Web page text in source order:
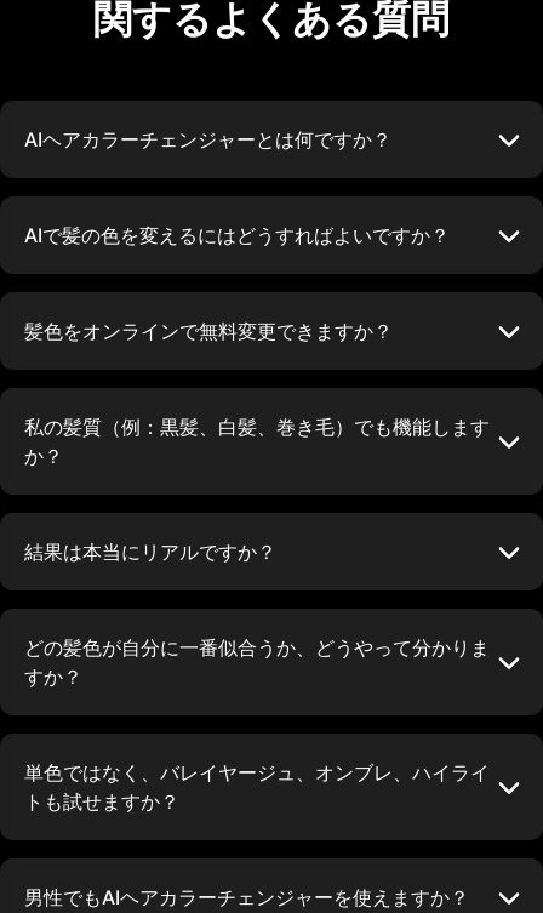
関するよくある質問
AIヘアカラーチェンジャーとは何ですか？
AIで髪の色を変えるにはどうすればよいですか？
髪色をオンラインで無料変更できますか？
私の髪質（例：黒髪、白髪、巻き毛）でも機能します
か？
結果は本当にリアルですか？
どの髪色が自分に一番似合うか、どうやって分かりま
すか？
単色ではなく、バレイヤージュ、オンブレ、ハイライ
トも試せますか？
男性でもAIヘアカラーチェンジャーを使えますか？